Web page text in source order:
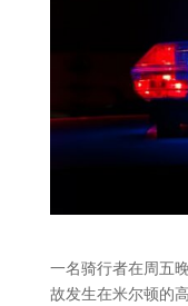
一名骑行者在周五
故发生在米尔顿的